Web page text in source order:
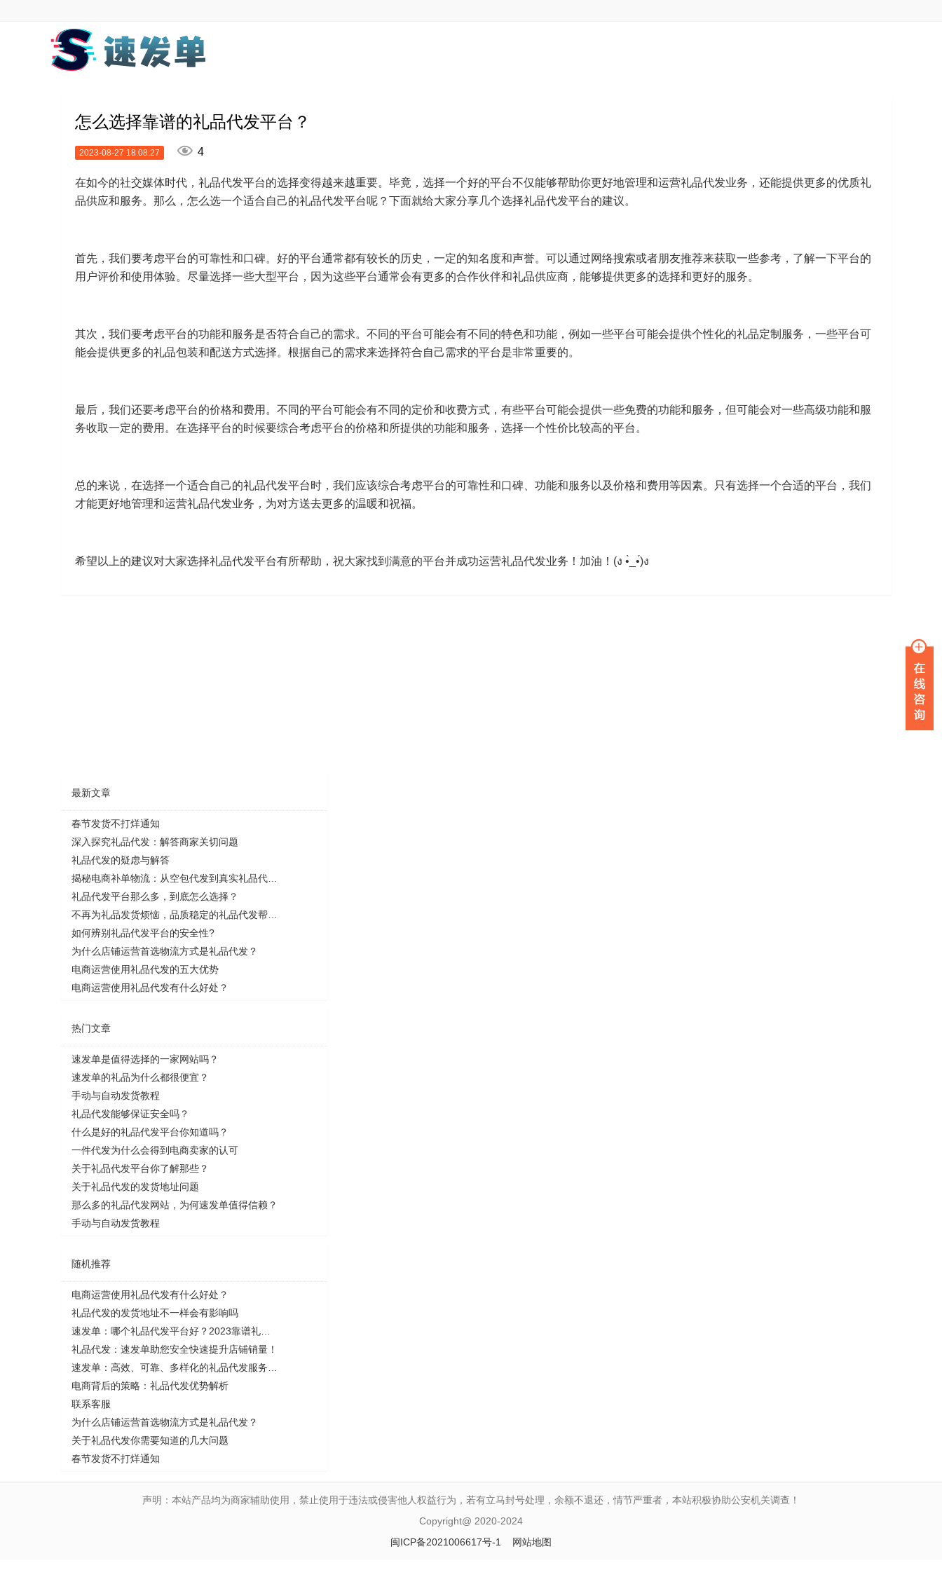
怎么选择靠谱的礼品代发平台？
2023-08-27 18:08:27  4
在如今的社交媒体时代，礼品代发平台的选择变得越来越重要。毕竟，选择一个好的平台不仅能够帮助你更好地管理和运营礼品代发业务，还能提供更多的优质礼
品供应和服务。那么，怎么选一个适合自己的礼品代发平台呢？下面就给大家分享几个选择礼品代发平台的建议。
首先，我们要考虑平台的可靠性和口碑。好的平台通常都有较长的历史，一定的知名度和声誉。可以通过网络搜索或者朋友推荐来获取一些参考，了解一下平台的
用户评价和使用体验。尽量选择一些大型平台，因为这些平台通常会有更多的合作伙伴和礼品供应商，能够提供更多的选择和更好的服务。
其次，我们要考虑平台的功能和服务是否符合自己的需求。不同的平台可能会有不同的特色和功能，例如一些平台可能会提供个性化的礼品定制服务，一些平台可
能会提供更多的礼品包装和配送方式选择。根据自己的需求来选择符合自己需求的平台是非常重要的。
最后，我们还要考虑平台的价格和费用。不同的平台可能会有不同的定价和收费方式，有些平台可能会提供一些免费的功能和服务，但可能会对一些高级功能和服
务收取一定的费用。在选择平台的时候要综合考虑平台的价格和所提供的功能和服务，选择一个性价比较高的平台。
总的来说，在选择一个适合自己的礼品代发平台时，我们应该综合考虑平台的可靠性和口碑、功能和服务以及价格和费用等因素。只有选择一个合适的平台，我们
才能更好地管理和运营礼品代发业务，为对方送去更多的温暖和祝福。
希望以上的建议对大家选择礼品代发平台有所帮助，祝大家找到满意的平台并成功运营礼品代发业务！加油！(ง •̀_•́)ง
最新文章
春节发货不打烊通知
深入探究礼品代发：解答商家关切问题
礼品代发的疑虑与解答
礼品代发平台那么多，到底怎么选择？
如何辨别礼品代发平台的安全性?
为什么店铺运营首选物流方式是礼品代发？
电商运营使用礼品代发的五大优势
电商运营使用礼品代发有什么好处？
热门文章
速发单是值得选择的一家网站吗？
速发单的礼品为什么都很便宜？
手动与自动发货教程
礼品代发能够保证安全吗？
什么是好的礼品代发平台你知道吗？
一件代发为什么会得到电商卖家的认可
关于礼品代发平台你了解那些？
关于礼品代发的发货地址问题
那么多的礼品代发网站，为何速发单值得信赖？
手动与自动发货教程
随机推荐
电商运营使用礼品代发有什么好处？
礼品代发的发货地址不一样会有影响吗
礼品代发：速发单助您安全快速提升店铺销量！
电商背后的策略：礼品代发优势解析
联系客服
为什么店铺运营首选物流方式是礼品代发？
关于礼品代发你需要知道的几大问题
春节发货不打烊通知
声明：本站产品均为商家辅助使用，禁止使用于违法或侵害他人权益行为，若有立马封号处理，余额不退还，情节严重者，本站积极协助公安机关调查！
Copyright@ 2020-2024
闽ICP备2021006617号-1
网站地图